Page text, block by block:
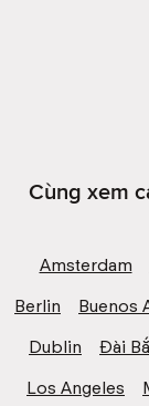
Cùng xem
Amsterdam
Berlin
Buenos
Dublin
Đài
Los Angeles